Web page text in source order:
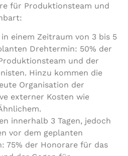
für Produktionsteam und
einem Zeitraum von 3 bis 5
Drehtermin: 50% der
und der
Hinzu kommen die
Organisation der
externer Kosten wie
innerhalb 3 Tagen, jedoch
vor dem geplanten
75% der Honorare für das